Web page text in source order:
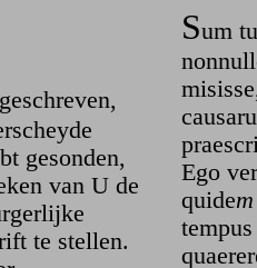
gesonden,
van U de
te stellen.
Sum
Ego
quidem